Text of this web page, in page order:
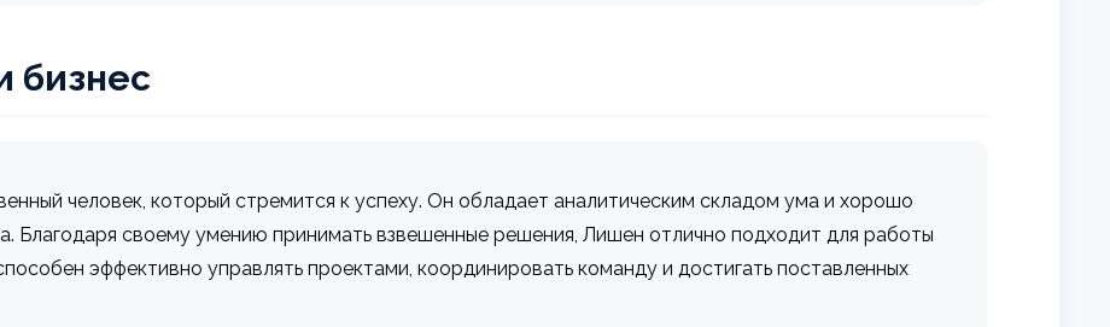
бизнес
человек, который стремится к успеху. Он обладает аналитическим складом ума и хорошо
Благодаря своему умению принимать взвешенные решения, Лишен отлично подходит для работы
эффективно управлять проектами, координировать команду и достигать поставленных